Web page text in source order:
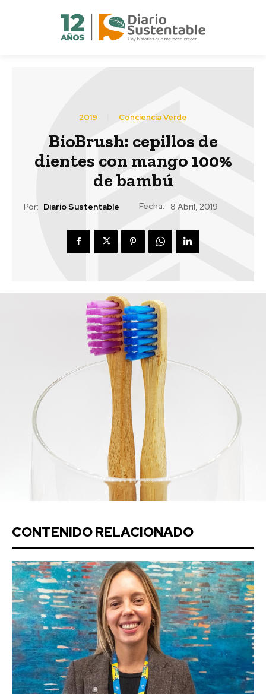
2019 Conciencia Verde
BioBrush: cepillos de
dientes con mango 100%
de bambú
Por: Diario Sustentable Fecha: 8 Abril, 2019
CONTENIDO RELACIONADO